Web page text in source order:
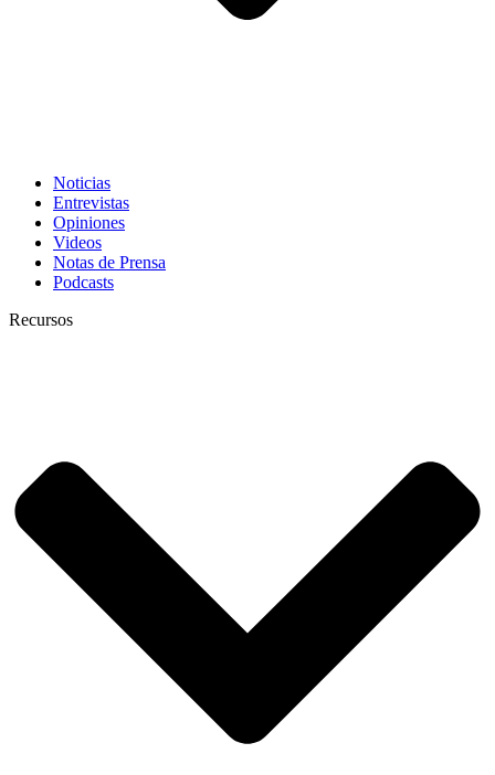
Noticias
Entrevistas
Opiniones
Videos
Notas de Prensa
Podcasts
Recursos